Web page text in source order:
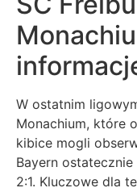
W ostatnim
Monachium, które
kibice mogli
Bayern
2:1. Kluczowe dla